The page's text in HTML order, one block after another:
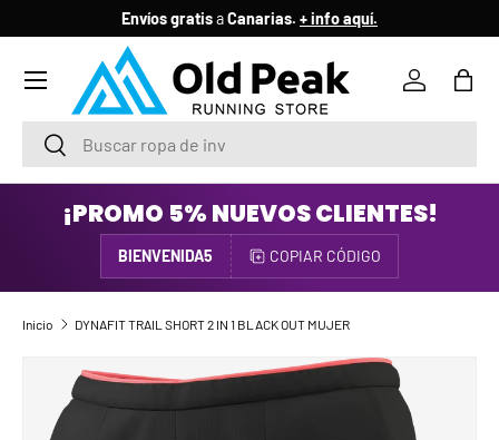
IR AL CONTENIDO
Envíos gratisaCanarias. + info aquí.
BuscarBuscar
Iniciar
Menú
¡PROMO 5% NUEVOS CLIENTES!
BIENVENIDA5 COPIAR CÓDIGO
Inicio DYNAFIT TRAIL SHORT 2 IN 1 BLACK OUT MUJER
IR DIRECTAMENTE A LA INFORMACIÓN DEL PRODUCTO